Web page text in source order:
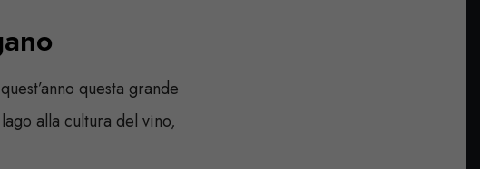
questa grande
alla cultura del vino,